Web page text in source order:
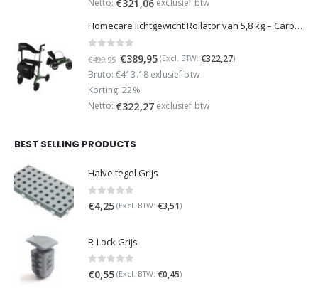
Netto: €321,06exclusief btw
Homecare lichtgewicht Rollator van 5,8 kg – Carbon rollator tot 150 kg draaggewicht – Dubbel opvouwbaar en inclusief reistas - Groen
out of 5
€499,95 Oorspronkelijke
prijs
was:
€499,95.
€389,95Huidige
prijs
€389,95.
(Excl. BTW: €322,27)
Bruto: €413.18 exlusief btw
Korting: 22%
Netto: €322,27exclusief btw
BEST SELLING PRODUCTS
Halve tegel Grijs
0 out of 5
€4,25 (Excl. BTW: €3,51)
R-Lock Grijs
0 out of 5
€0,55 (Excl. BTW: €0,45)